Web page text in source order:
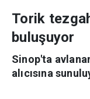
Torik
buluşuyor
Sinop'ta
alıcısına